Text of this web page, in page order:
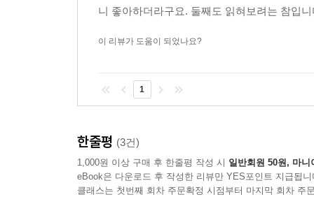
니 좋아하더라구요. 둘째도 읽혀보려는 참입
이 리뷰가 도움이 되었나요?
1
한줄평 (3건)
1,000원 이상 구매 후 한줄평 작성 시 일반회원 50원, 마니
eBook은 다운로드 후 작성한 리뷰만 YES포인트 지급됩니
클래스는 첫번째 회차 주문확정 시점부터 마지막 회차 주